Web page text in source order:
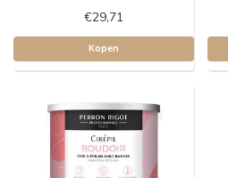
€29,71
Kopen